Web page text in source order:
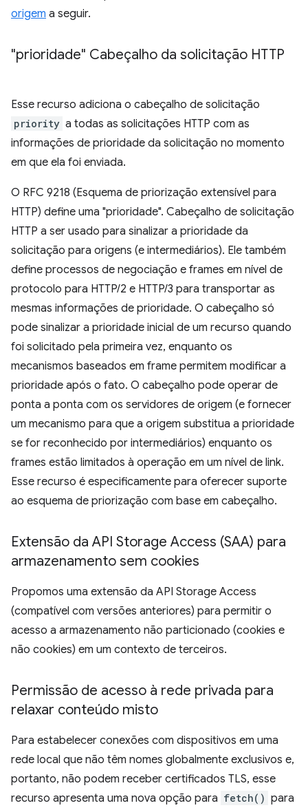
origem a seguir.
"prioridade" Cabeçalho da solicitação HTTP
Esse recurso adiciona o cabeçalho de solicitação
priority a todas as solicitações HTTP com as
informações de prioridade da solicitação no momento
em que ela foi enviada.
O RFC 9218 (Esquema de priorização extensível para
HTTP) define uma "prioridade". Cabeçalho de solicitação
HTTP a ser usado para sinalizar a prioridade da
solicitação para origens (e intermediários). Ele também
define processos de negociação e frames em nível de
protocolo para HTTP/2 e HTTP/3 para transportar as
mesmas informações de prioridade. O cabeçalho só
pode sinalizar a prioridade inicial de um recurso quando
foi solicitado pela primeira vez, enquanto os
mecanismos baseados em frame permitem modificar a
prioridade após o fato. O cabeçalho pode operar de
ponta a ponta com os servidores de origem (e fornecer
um mecanismo para que a origem substitua a prioridade
se for reconhecido por intermediários) enquanto os
frames estão limitados à operação em um nível de link.
Esse recurso é especificamente para oferecer suporte
ao esquema de priorização com base em cabeçalho.
Extensão da API Storage Access (SAA) para
armazenamento sem cookies
Propomos uma extensão da API Storage Access
(compatível com versões anteriores) para permitir o
acesso a armazenamento não particionado (cookies e
não cookies) em um contexto de terceiros.
Permissão de acesso à rede privada para
relaxar conteúdo misto
Para estabelecer conexões com dispositivos em uma
rede local que não têm nomes globalmente exclusivos e,
portanto, não podem receber certificados TLS, esse
recurso apresenta uma nova opção para fetch() para